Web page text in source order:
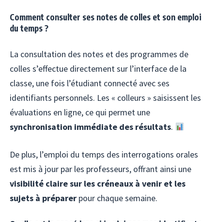
Comment consulter ses notes de colles et son emploi
du temps ?
La consultation des notes et des programmes de
colles s’effectue directement sur l’interface de la
classe, une fois l’étudiant connecté avec ses
identifiants personnels. Les « colleurs » saisissent les
évaluations en ligne, ce qui permet une
synchronisation immédiate des résultats.
De plus, l’emploi du temps des interrogations orales
est mis à jour par les professeurs, offrant ainsi une
visibilité claire sur les créneaux à venir et les
sujets à préparer pour chaque semaine.